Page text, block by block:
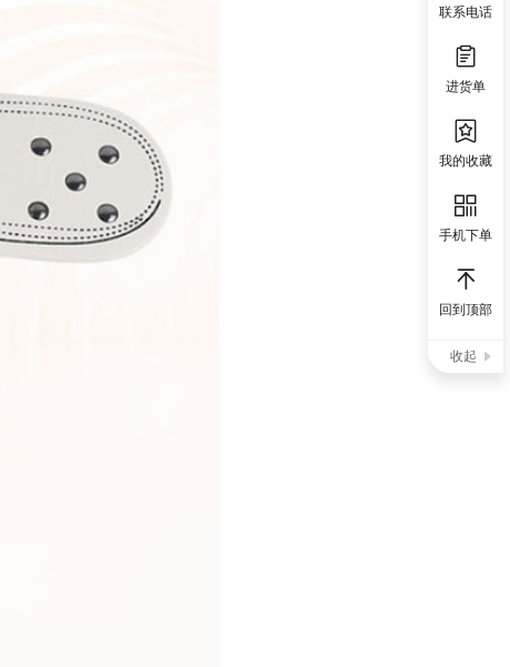
联系电话
进货单
我的收藏
手机下单
回到顶部
收起